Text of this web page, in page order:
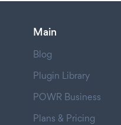
Main
Blog
Plugin Library
POWR Business
Plans & Pricing